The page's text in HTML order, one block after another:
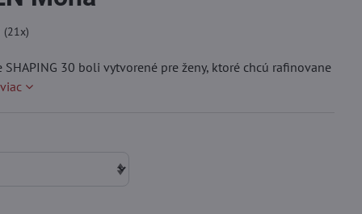
(21x)
30 boli vytvorené pre ženy, ktoré chcú rafinovane